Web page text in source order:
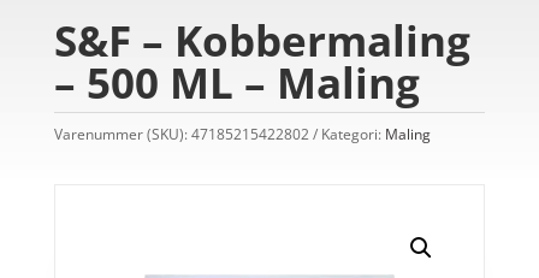
S&F – Kobbermaling
– 500 ML – Maling
Varenummer (SKU):47185215422802 Kategori: Maling